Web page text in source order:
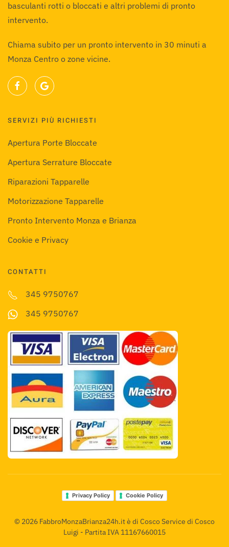
basculanti rotti o bloccati e altri problemi di pronto
intervento.
Chiama subito per un pronto intervento in 30 minuti a
Monza Centro o zone vicine.
SERVIZI PIÙ RICHIESTI
Apertura Porte Bloccate
Apertura Serrature Bloccate
Riparazioni Tapparelle
Motorizzazione Tapparelle
Pronto Intervento Monza e Brianza
Cookie e Privacy
CONTATTI
345 9750767
345 9750767
Privacy Policy Cookie Policy
© 2026 FabbroMonzaBrianza24h.it è di Cosco Service di Cosco
Luigi - Partita IVA 11167660015